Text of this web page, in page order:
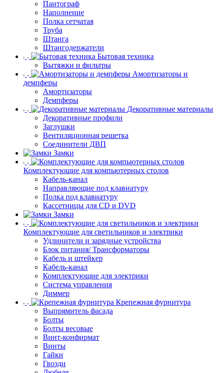
Пантограф
Наполнение
Полка сетчатая
Труба
Штанга
Штангодержатели
Бытовая техника
Вытяжки и фильтры
Амортизаторы и
демпферы
Амортизаторы
Демпферы
Декоративные материалы
Декоративные профили
Заглушки
Вентиляционная решетка
Соединители ДВП
Замки
Комплектующие для компьютерных столов
Кабель-канал
Направляющие под клавиатуру
Полка под клавиатуру
Кассетницы для CD и DVD
Замки
Комплектующие для светильников и электрики
Удлинители и зарядные устройства
Блок питания/ Трансформаторы
Кабель и штейкер
Кабель-канал
Комплектующие для электрики
Система управления
Диммер
Крепежная фурнитура
Выпрямитель фасада
Болты
Болты весовые
Винт-конфирмат
Винты
Гайки
Гвозди